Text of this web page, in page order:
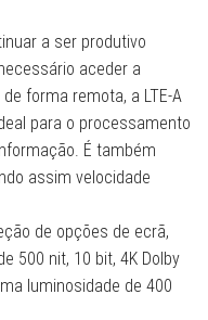
a ser produtivo
aceder a
forma remota, a LTE-A
para o processamento
É também
assim velocidade
de opções de ecrã,
500 nit, 10 bit, 4K Dolby
luminosidade de 400